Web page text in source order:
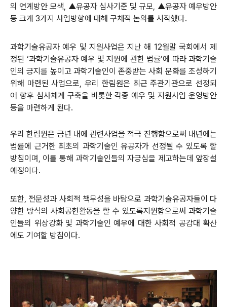
의 연계방안 모색, ▲유공자 심사기준 및 규모, ▲유공자 예우방안
등 크게 3가지 사업방향에 대해 구체적 논의를 시작했다.
과학기술유공자 예우 및 지원사업은 지난 해 12월말 국회에서 제
정된 ‘과학기술유공자 예우 및 지원에 관한 법률’에 따라 과학기술
인의 긍지를 높이고 과학기술인이 존중받는 사회 문화를 조성하기
위해 마련된 사업으로, 우리 한림원은 최근 주관기관으로 선정되
어 향후 심사체계 구축을 비롯한 각종 예우 및 지원사업 운영방안
등을 마련하게 된다.
우리 한림원은 금년 내에 관련사업을 적극 진행함으로써 내년에는
법률에 근거한 최초의 과학기술인 유공자가 선정될 수 있도록 할
방침이며, 이를 통해 과학기술인들의 자긍심을 제고하는데 앞장설
예정이다.
또한, 전문성과 사회적 책무성을 바탕으로 과학기술유공자들이 다
양한 방식의 사회공헌활동을 할 수 있도록지원함으로써 과학기술
인들의 위상강화 및 과학기술인 예우에 대한 사회적 공감대 확산
에도 기여할 방침이다.